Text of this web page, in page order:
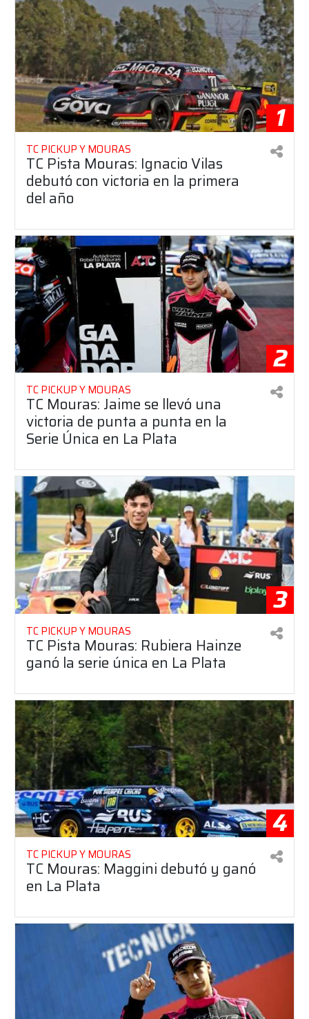
1
TC PICKUP Y MOURAS
TC Pista Mouras: Ignacio Vilas
debutó con victoria en la primera
del año
2
TC PICKUP Y MOURAS
TC Mouras: Jaime se llevó una
victoria de punta a punta en la
Serie Única en La Plata
3
TC PICKUP Y MOURAS
TC Pista Mouras: Rubiera Hainze
ganó la serie única en La Plata
4
TC PICKUP Y MOURAS
TC Mouras: Maggini debutó y ganó
en La Plata